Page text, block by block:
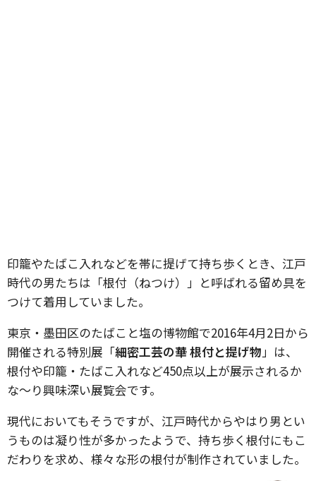
印籠やたばこ入れなどを帯に提げて持ち歩くとき、江戸
時代の男たちは「根付（ねつけ）」と呼ばれる留め具を
つけて着用していました。
東京・墨田区のたばこと塩の博物館で2016年4月2日から
開催される特別展「細密工芸の華 根付と提げ物」は、
根付や印籠・たばこ入れなど450点以上が展示されるか
な〜り興味深い展覧会です。
現代においてもそうですが、江戸時代からやはり男とい
うものは凝り性が多かったようで、持ち歩く根付にもこ
だわりを求め、様々な形の根付が制作されていました。